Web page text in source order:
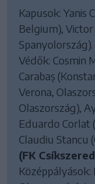
Kapusok: Yanis
Belgium), Victor
Spanyolország).
Védők: Cosmin
Carabaș
Verona,
Olaszország),
Eduardo Corlat
Claudiu Stancu
(FK
Középpályások: